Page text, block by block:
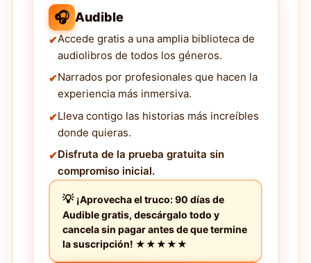
🎧 Audible
Accede gratis a una amplia biblioteca de
audiolibros de todos los géneros.
Narrados por profesionales que hacen la
experiencia más inmersiva.
Lleva contigo las historias más increíbles
donde quieras.
Disfruta de la prueba gratuita sin
compromiso inicial.
¡Aprovecha el truco: 90 días de
Audible gratis, descárgalo todo y
cancela sin pagar antes de que termine
la suscripción! ★★★★★